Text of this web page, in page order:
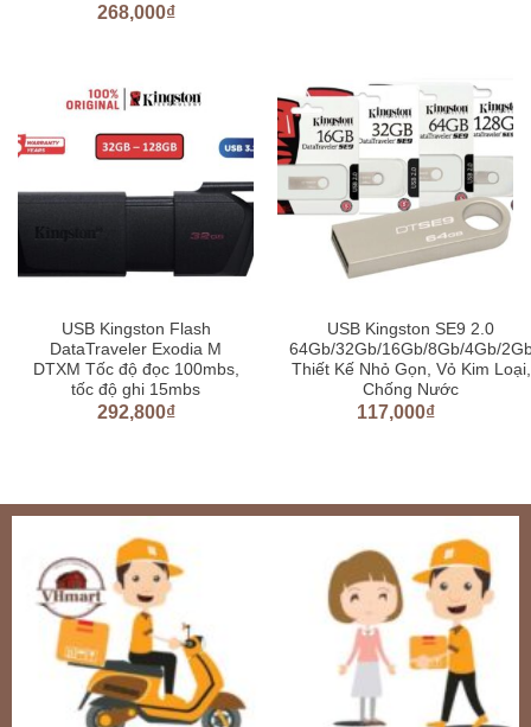
268,000₫
USB Kingston Flash
DataTraveler Exodia M
DTXM Tốc độ đọc 100mbs,
tốc độ ghi 15mbs
292,800₫
USB Kingston SE9 2.0
64Gb/32Gb/16Gb/8Gb/4Gb/
Thiết Kế Nhỏ Gọn, Vỏ Kim Loại,
Chống Nước
117,000₫